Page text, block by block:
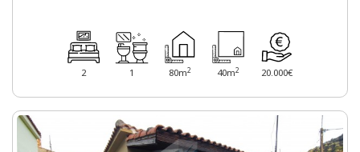
2 1 80m2 40m2 20.000€